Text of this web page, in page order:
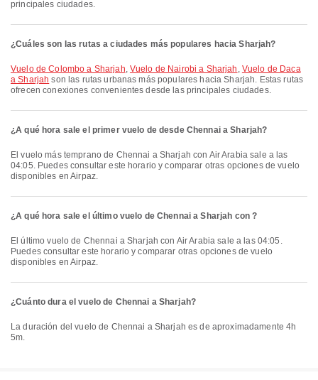
principales ciudades.
¿Cuáles son las rutas a ciudades más populares hacia Sharjah?
Vuelo de Colombo a Sharjah, Vuelo de Nairobi a Sharjah , Vuelo de Daca
a Sharjah son las rutas urbanas más populares hacia Sharjah. Estas rutas
ofrecen conexiones convenientes desde las principales ciudades.
¿A qué hora sale el primer vuelo de desde Chennai a Sharjah?
El vuelo más temprano de Chennai a Sharjah con Air Arabia sale a las
04:05. Puedes consultar este horario y comparar otras opciones de vuelo
disponibles en Airpaz.
¿A qué hora sale el último vuelo de Chennai a Sharjah con ?
El último vuelo de Chennai a Sharjah con Air Arabia sale a las 04:05.
Puedes consultar este horario y comparar otras opciones de vuelo
disponibles en Airpaz.
¿Cuánto dura el vuelo de Chennai a Sharjah?
La duración del vuelo de Chennai a Sharjah es de aproximadamente 4h
5m.